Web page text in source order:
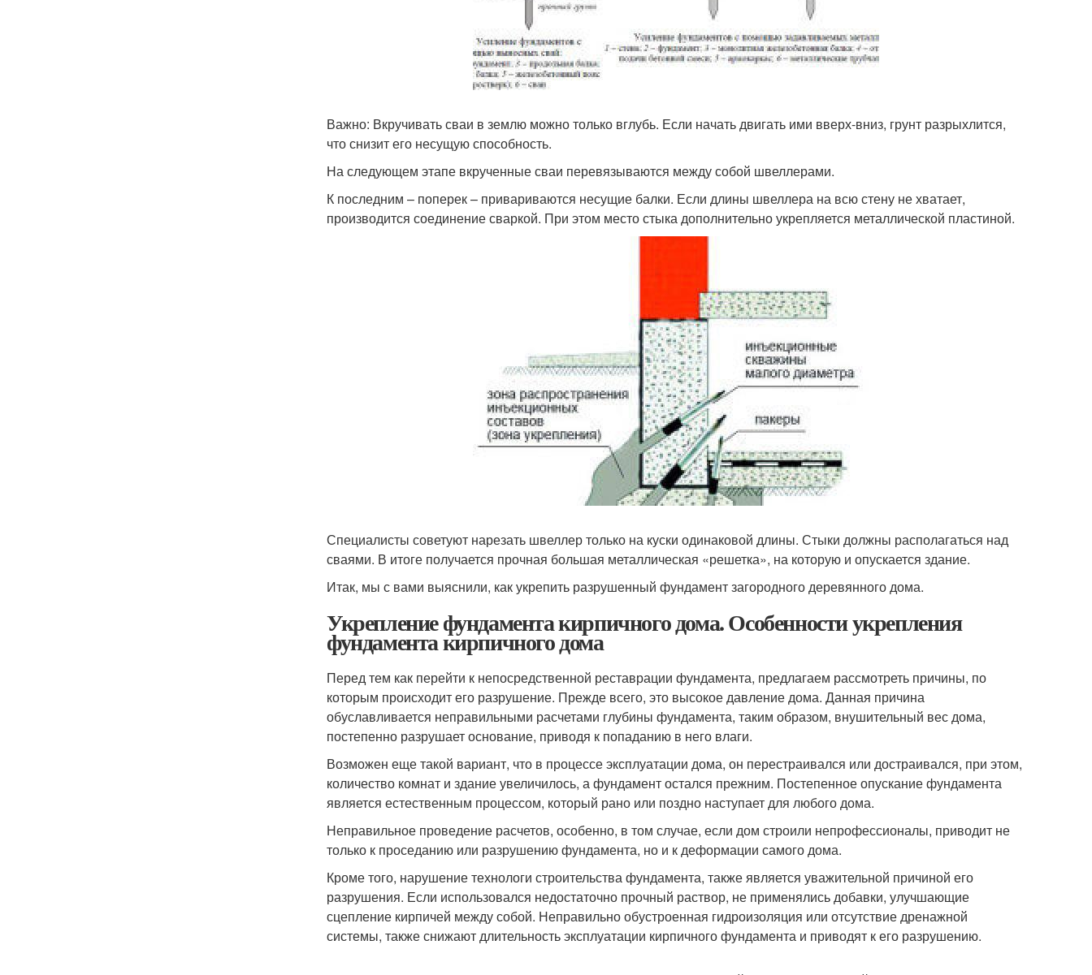
Важно: Вкручивать сваи в землю можно только вглубь. Если начать двигать ими вверх-вниз, грунт разрыхлится,
что снизит его несущую способность.
На следующем этапе вкрученные сваи перевязываются между собой швеллерами.
К последним – поперек – привариваются несущие балки. Если длины швеллера на всю стену не хватает,
производится соединение сваркой. При этом место стыка дополнительно укрепляется металлической пластиной.
Специалисты советуют нарезать швеллер только на куски одинаковой длины. Стыки должны располагаться над
сваями. В итоге получается прочная большая металлическая «решетка», на которую и опускается здание.
Итак, мы с вами выяснили, как укрепить разрушенный фундамент загородного деревянного дома.
Укрепление фундамента кирпичного дома. Особенности укрепления
фундамента кирпичного дома
Перед тем как перейти к непосредственной реставрации фундамента, предлагаем рассмотреть причины, по
которым происходит его разрушение. Прежде всего, это высокое давление дома. Данная причина
обуславливается неправильными расчетами глубины фундамента, таким образом, внушительный вес дома,
постепенно разрушает основание, приводя к попаданию в него влаги.
Возможен еще такой вариант, что в процессе эксплуатации дома, он перестраивался или достраивался, при этом,
количество комнат и здание увеличилось, а фундамент остался прежним. Постепенное опускание фундамента
является естественным процессом, который рано или поздно наступает для любого дома.
Неправильное проведение расчетов, особенно, в том случае, если дом строили непрофессионалы, приводит не
только к проседанию или разрушению фундамента, но и к деформации самого дома.
Кроме того, нарушение технологи строительства фундамента, также является уважительной причиной его
разрушения. Если использовался недостаточно прочный раствор, не применялись добавки, улучшающие
сцепление кирпичей между собой. Неправильно обустроенная гидроизоляция или отсутствие дренажной
системы, также снижают длительность эксплуатации кирпичного фундамента и приводят к его разрушению.